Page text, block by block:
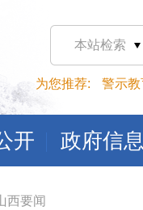
本站检索
为您推荐: 警示教
开 政府信
西要闻